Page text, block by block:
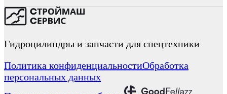
Гидроцилиндры и запчасти для спецтехники
Политика конфиденциальностиОбработка
персональных данных